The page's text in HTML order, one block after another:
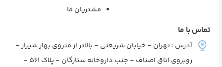
مشتریان ما
تماس با ما
آدرس : تهران - خیابان شریعتی - بالاتر از متروی بهار شیراز -
روبروی اتاق اصناف - جنب داروخانه ستارگان - پلاک 561 -